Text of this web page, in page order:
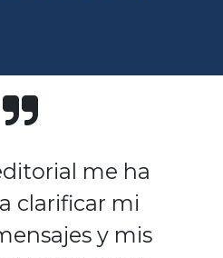
me ha
clarificar mi
y mis